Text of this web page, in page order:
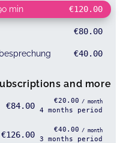
min €120.00
€80.00
€40.00
and more
€84.00 €20.00 / month
4months period
€126.00 €40.00 / month
3months period